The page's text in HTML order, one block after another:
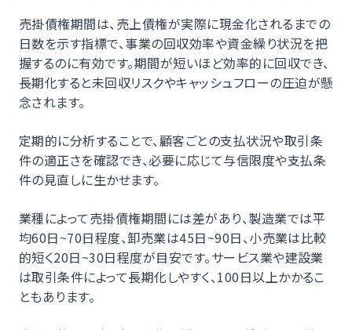
売掛債権期間は、売上債権が実際に現金化されるまでの
日数を示す指標で、事業の回収効率や資金繰り状況を把
握するのに有効です。期間が短いほど効率的に回収でき、
長期化すると未回収リスクやキャッシュフローの圧迫が懸
念されます。
定期的に分析することで、顧客ごとの支払状況や取引条
件の適正さを確認でき、必要に応じて与信限度や支払条
件の見直しに生かせます。
業種によって売掛債権期間には差があり、製造業では平
均60日~70日程度、卸売業は45日~90日、小売業は比較
的短く20日~30日程度が目安です。サービス業や建設業
は取引条件によって長期化しやすく、100日以上かかるこ
ともあります。